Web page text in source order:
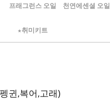
프래그런스 오일 천연에센셜 오일
★취미키트
귄,복어,고래)